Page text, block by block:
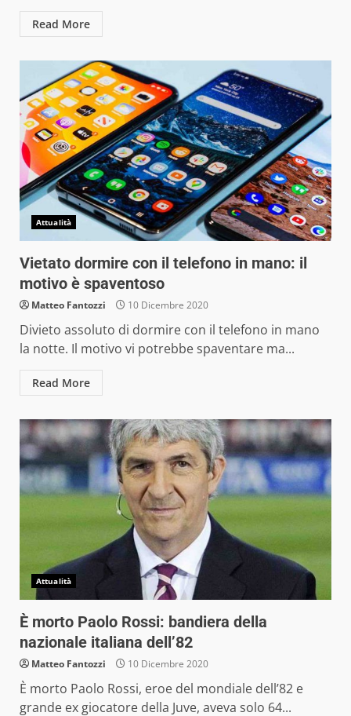
Read More
Attualità
Vietato dormire con il telefono in mano: il
motivo è spaventoso
Matteo Fantozzi 10 Dicembre 2020
Divieto assoluto di dormire con il telefono in mano
la notte. Il motivo vi potrebbe spaventare ma...
Read More
Attualità
È morto Paolo Rossi: bandiera della
nazionale italiana dell’82
Matteo Fantozzi 10 Dicembre 2020
È morto Paolo Rossi, eroe del mondiale dell’82 e
grande ex giocatore della Juve, aveva solo 64...